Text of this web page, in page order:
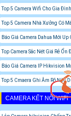
Top 5 Camera Wifi Cho Gia
Top 5 Camera Nhà Xưởng Có
Báo Giá Camera Dahua Mới Up
Top Camera Sắc Nét Giá Rẻ Ổn
Báo Giá Camera IP Hikvision
Top 5 Cmaera Ghi Âm Rõ Nên
CAMERA KẾT NỐI WIFI